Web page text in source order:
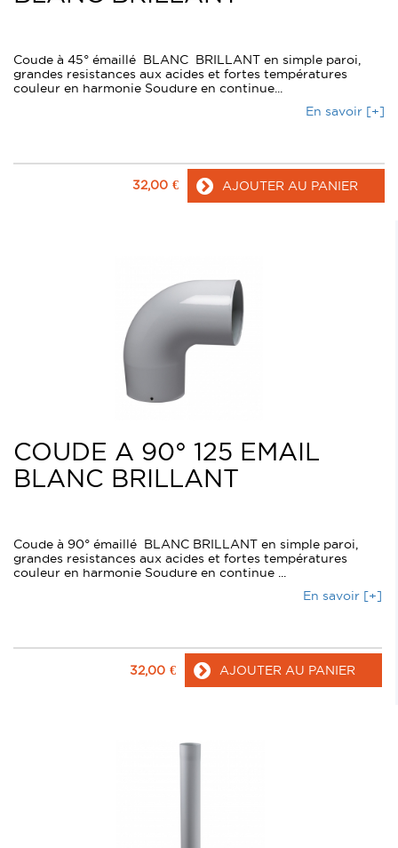
Coude à 45° émaillé BLANC BRILLANT en simple paroi,
grandes resistances aux acides et fortes températures
couleur en harmonie Soudure en continue...
En savoir [+]
32,00 € AJOUTER AU PANIER
COUDE A 90° 125 EMAIL
BLANC BRILLANT
Coude à 90° émaillé BLANC BRILLANT en simple paroi,
grandes resistances aux acides et fortes températures
couleur en harmonie Soudure en continue ...
En savoir [+]
32,00 € AJOUTER AU PANIER